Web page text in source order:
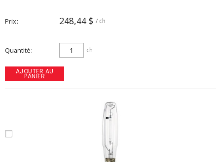
Prix 248,44 $ / ch
Quantité ch
AJOUTER AU
PANIER